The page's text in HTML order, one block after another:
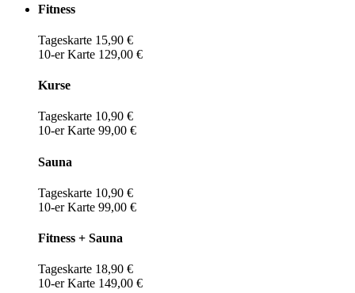
Fitness
Tageskarte 15,90 €
10-er Karte 129,00 €
Kurse
Tageskarte 10,90 €
10-er Karte 99,00 €
Sauna
Tageskarte 10,90 €
10-er Karte 99,00 €
Fitness + Sauna
Tageskarte 18,90 €
10-er Karte 149,00 €